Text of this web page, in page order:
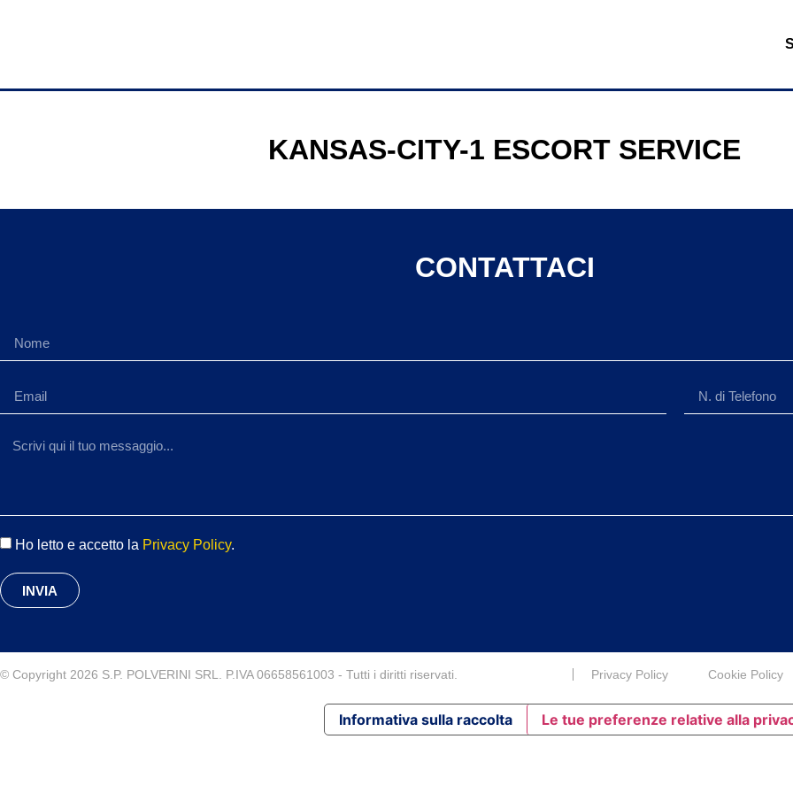
KANSAS-CITY-1 ESCORT SERVICE
CONTATTACI
Ho letto e accetto la Privacy Policy.
INVIA
© Copyright 2026 S.P. POLVERINI SRL. P.IVA 06658561003 - Tutti i diritti riservati. Privacy Policy Cookie Policy
Informativa sulla raccolta Le tue preferenze relative alla